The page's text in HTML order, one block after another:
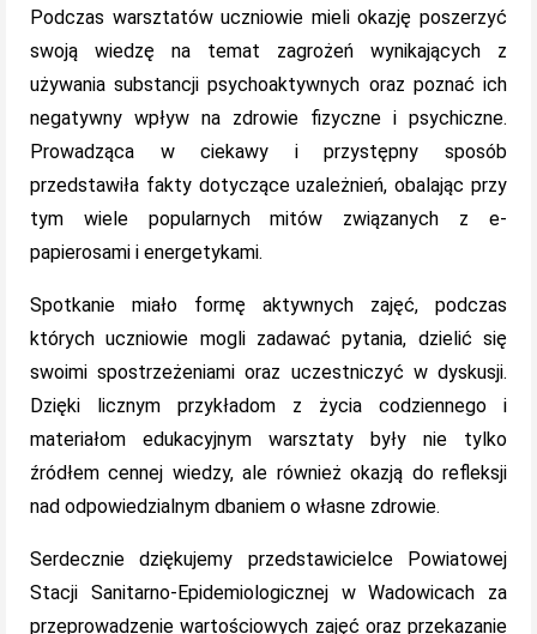
Podczas warsztatów uczniowie mieli okazję poszerzyć
swoją wiedzę na temat zagrożeń wynikających z
używania substancji psychoaktywnych oraz poznać ich
negatywny wpływ na zdrowie fizyczne i psychiczne.
Prowadząca w ciekawy i przystępny sposób
przedstawiła fakty dotyczące uzależnień, obalając przy
tym wiele popularnych mitów związanych z e-
papierosami i energetykami.
Spotkanie miało formę aktywnych zajęć, podczas
których uczniowie mogli zadawać pytania, dzielić się
swoimi spostrzeżeniami oraz uczestniczyć w dyskusji.
Dzięki licznym przykładom z życia codziennego i
materiałom edukacyjnym warsztaty były nie tylko
źródłem cennej wiedzy, ale również okazją do refleksji
nad odpowiedzialnym dbaniem o własne zdrowie.
Serdecznie dziękujemy przedstawicielce Powiatowej
Stacji Sanitarno-Epidemiologicznej w Wadowicach za
przeprowadzenie wartościowych zajęć oraz przekazanie